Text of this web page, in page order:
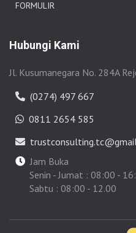
FORMULIR
Hubungi Kami
Jl. Kusumanegara No. 284A
(0274) 497 667
0811 2654 585
Jam Buka
Senin - Jumat : 08:00 -
Sabtu : 08:00 - 12.00